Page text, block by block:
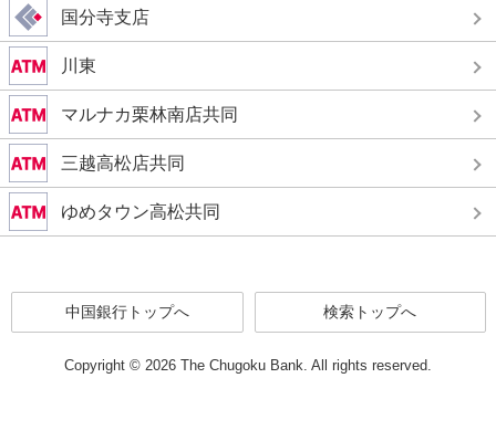
ATMサービス・利用可能時間
国分寺支店
川東
マルナカ栗林南店共同
三越高松店共同
ゆめタウン高松共同
中国銀行トップへ 検索トップへ
Copyright © 2026 The Chugoku Bank. All rights reserved.